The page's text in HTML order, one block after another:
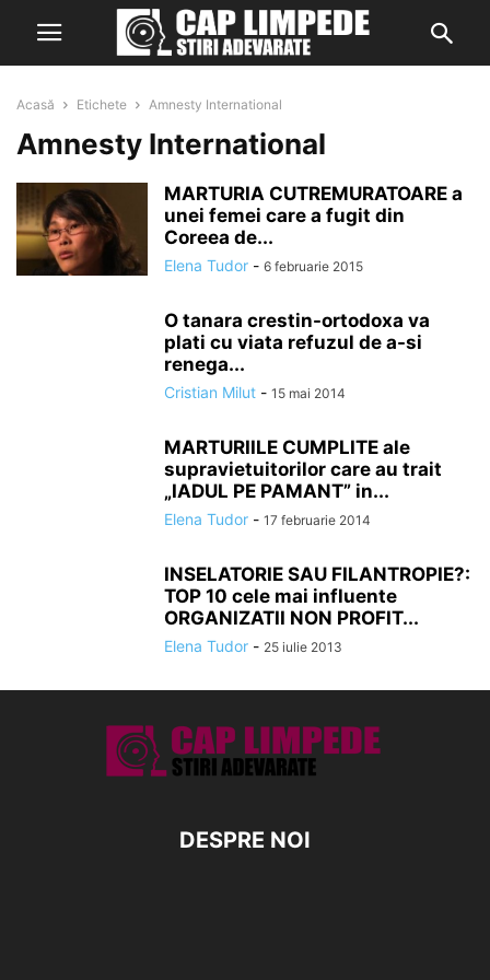
Acasă Etichete Amnesty International
Amnesty International
MARTURIA CUTREMURATOARE a
unei femei care a fugit din
Coreea de...
Elena Tudor - 6 februarie 2015
O tanara crestin-ortodoxa va
plati cu viata refuzul de a-si
renega...
Cristian Milut - 15 mai 2014
MARTURIILE CUMPLITE ale
supravietuitorilor care au trait
„IADUL PE PAMANT” in...
Elena Tudor - 17 februarie 2014
INSELATORIE SAU FILANTROPIE?:
TOP 10 cele mai influente
ORGANIZATII NON PROFIT...
Elena Tudor - 25 iulie 2013
DESPRE NOI